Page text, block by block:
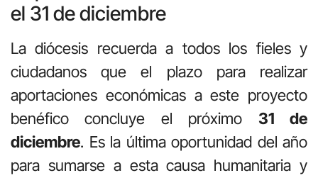
el 31 de diciembre
La diócesis recuerda a todos los fieles y
ciudadanos que el plazo para realizar
aportaciones económicas a este proyecto
benéfico concluye el próximo 31 de
diciembre. Es la última oportunidad del año
para sumarse a esta causa humanitaria y